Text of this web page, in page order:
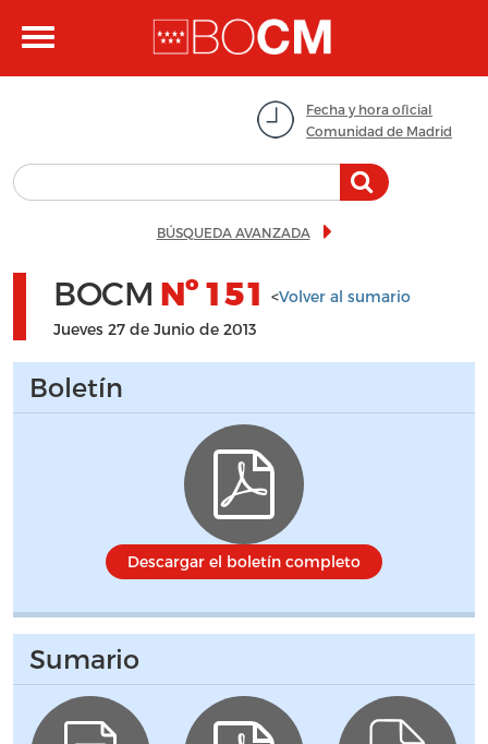
Toggle
Fecha y hora oficial
Comunidad de Madrid
BÚSQUEDA AVANZADA
BOCM Nº 151 <Volver al sumario
Jueves 27 de Junio de 2013
Boletín
Descargar el boletín completo
Sumario